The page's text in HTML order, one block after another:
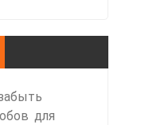
для